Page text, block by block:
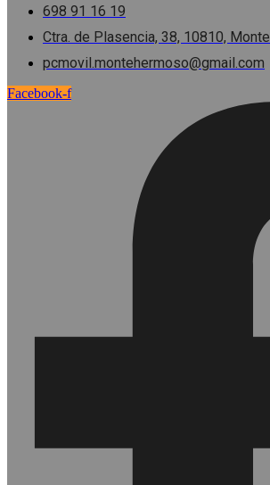
698 91 16 19
Ctra. de Plasencia, 38, 10810,
pcmovil.montehermoso@gmail.com
Facebook-f